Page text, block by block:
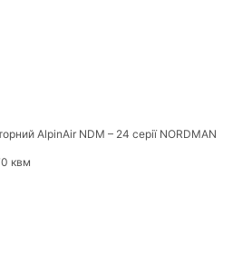
AlpinAir NDM – 24 серії NORDMAN
квм